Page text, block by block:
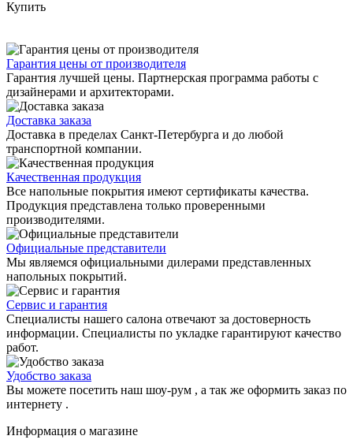
Купить
Гарантия цены от производителя
Гарантия лучшей цены. Партнерская программа работы с
дизайнерами и архитекторами.
Доставка заказа
Доставка в пределах Санкт-Петербурга и до любой
транспортной компании.
Качественная продукция
Все напольные покрытия имеют сертификаты качества.
Продукция представлена только проверенными
производителями.
Официальные представители
Мы являемся официальными дилерами представленных
напольных покрытий.
Сервис и гарантия
Специалисты нашего салона отвечают за достоверность
информации. Специалисты по укладке гарантируют качество
работ.
Удобство заказа
Вы можете посетить наш шоу-рум , а так же оформить заказ по
интернету .
Информация о магазине